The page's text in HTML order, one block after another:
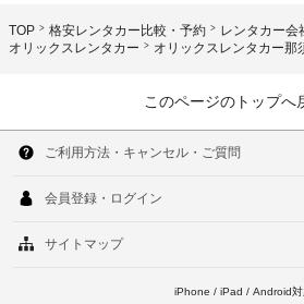
TOP 格安レンタカー比較・予約
レンタカー会
オリックスレンタカー
オリックスレンタカー那
このページのトップへ